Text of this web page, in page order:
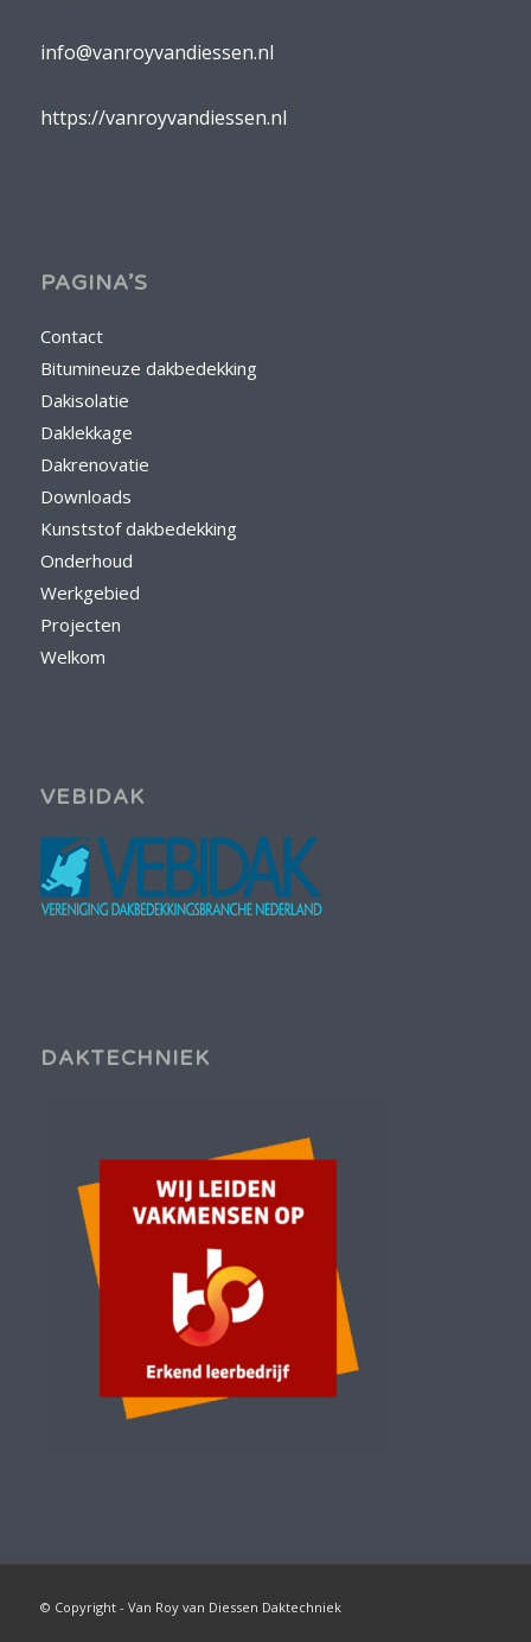
info@vanroyvandiessen.nl
https://vanroyvandiessen.nl
PAGINA’S
Contact
Bitumineuze dakbedekking
Dakisolatie
Daklekkage
Dakrenovatie
Downloads
Kunststof dakbedekking
Onderhoud
Werkgebied
Projecten
Welkom
VEBIDAK
DAKTECHNIEK
© Copyright - Van Roy van Diessen Daktechniek